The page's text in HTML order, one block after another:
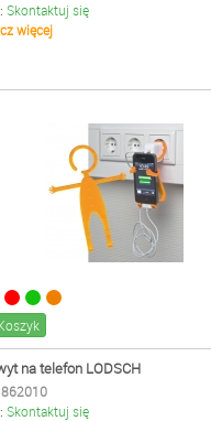
Skontaktuj się
więcej
na telefon LODSCH
862010
Skontaktuj się